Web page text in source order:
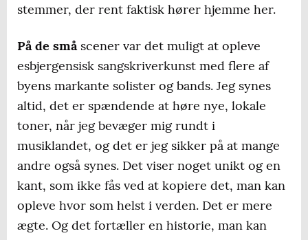
stemmer, der rent faktisk hører hjemme her.
På de småscener var det muligt at opleve
esbjergensisk sangskriverkunst med flere af
byens markante solister og bands. Jeg synes
altid, det er spændende at høre nye, lokale
toner, når jeg bevæger mig rundt i
musiklandet, og det er jeg sikker på at mange
andre også synes. Det viser noget unikt og en
kant, som ikke fås ved at kopiere det, man kan
opleve hvor som helst i verden. Det er mere
ægte. Og det fortæller en historie, man kan